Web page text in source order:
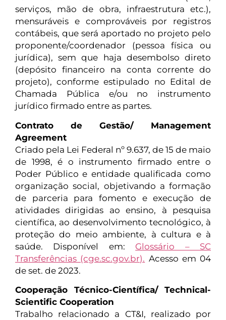
serviços, mão de obra, infraestrutura etc.),
mensuráveis e comprováveis por registros
contábeis, que será aportado no projeto pelo
proponente/coordenador (pessoa física ou
jurídica), sem que haja desembolso direto
(depósito financeiro na conta corrente do
projeto), conforme estipulado no Edital de
Chamada Pública e/ou no instrumento
jurídico firmado entre as partes.
Contrato de Gestão/ Management
Agreement
Criado pela Lei Federal nº 9.637, de 15 de maio
de 1998, é o instrumento firmado entre o
Poder Público e entidade qualificada como
organização social, objetivando a formação
de parceria para fomento e execução de
atividades dirigidas ao ensino, à pesquisa
científica, ao desenvolvimento tecnológico, à
proteção do meio ambiente, à cultura e à
saúde. Disponível em: Glossário – SC
Transferências (cge.sc.gov.br). Acesso em 04
de set. de 2023.
Cooperação Técnico-Científica/ Technical-
Scientific Cooperation
Trabalho relacionado a CT&I, realizado por